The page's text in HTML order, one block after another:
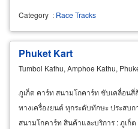
Category : Race Tracks
Phuket Kart
Tumbol Kathu, Amphoe Kathu,
ภูเก็ต คาร์ท สนามโกคาร์ท ขับเคลื่อน
ทางเครื่องยนต์ ทุกระดับทักษะ ประสบ
สนามโกคาร์ท สินค้าและบริการ : ภูเก็